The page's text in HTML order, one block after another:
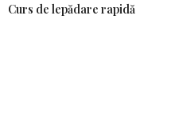
Curs de lepădare rapidă